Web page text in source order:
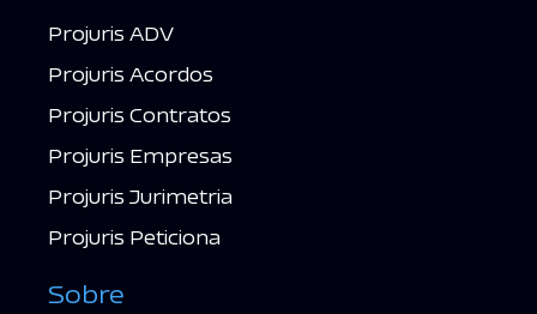
Projuris ADV
Projuris Acordos
Projuris Contratos
Projuris Empresas
Projuris Jurimetria
Projuris Peticiona
Sobre